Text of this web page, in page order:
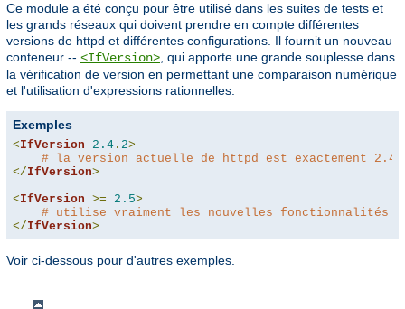
Ce module a été conçu pour être utilisé dans les suites de tests et
les grands réseaux qui doivent prendre en compte différentes
versions de httpd et différentes configurations. Il fournit un nouveau
conteneur -- <IfVersion> , qui apporte une grande souplesse dans
la vérification de version en permettant une comparaison numérique
et l'utilisation d'expressions rationnelles.
Exemples
<IfVersion 2.4 . 2>
# la version actuelle de httpd est exactement
</IfVersion>
<IfVersion >= 2.5>
# utilise vraiment les nouvelles fonctionnalités
</IfVersion>
Voir ci-dessous pour d'autres exemples.